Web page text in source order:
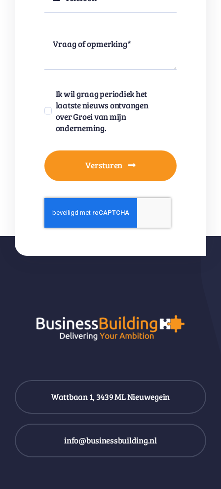
Ik wil graag periodiek het
laatste nieuws ontvangen
over Groei van mijn
onderneming.
Versturen
Wattbaan 1, 3439 ML Nieuwegein
info@businessbuilding.nl